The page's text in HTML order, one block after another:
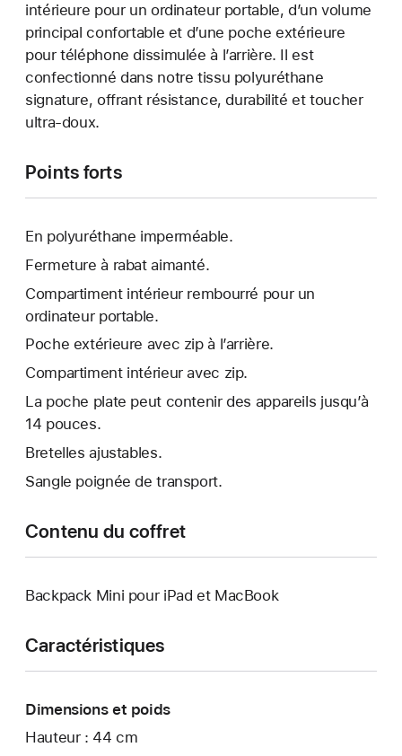
intérieure pour un ordinateur portable, d’un volume
principal confortable et d’une poche extérieure
pour téléphone dissimulée à l’arrière. Il est
confectionné dans notre tissu polyuréthane
signature, offrant résistance, durabilité et toucher
ultra-doux.
Points forts
En polyuréthane imperméable.
Fermeture à rabat aimanté.
Compartiment intérieur rembourré pour un
ordinateur portable.
Poche extérieure avec zip à l’arrière.
Compartiment intérieur avec zip.
La poche plate peut contenir des appareils jusqu’à
14 pouces.
Bretelles ajustables.
Sangle poignée de transport.
Contenu du coffret
Backpack Mini pour iPad et MacBook
Caractéristiques
Dimensions et poids
Hauteur : 44 cm